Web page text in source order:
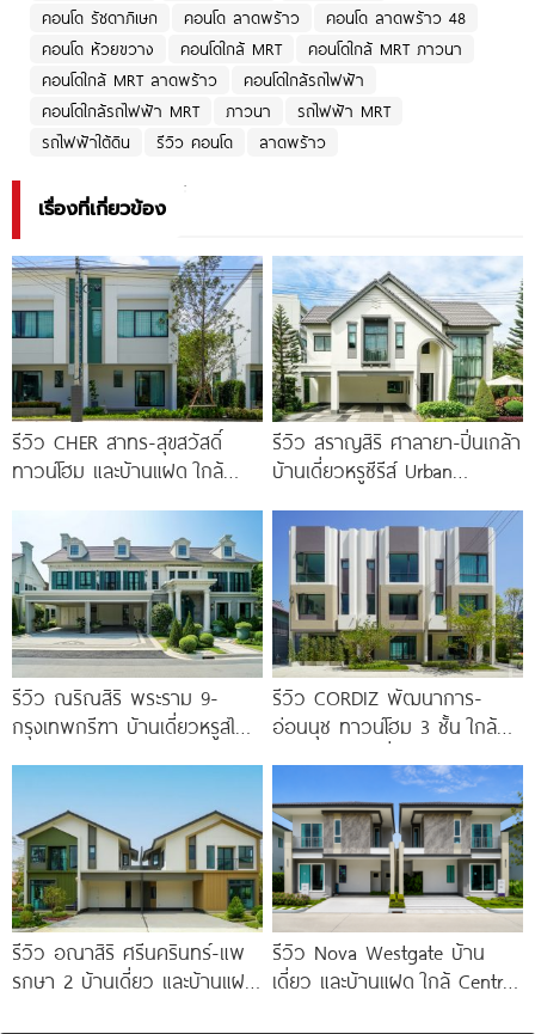
คอนโด รัชดาภิเษก
คอนโด ลาดพร้าว
คอนโด ลาดพร้าว 48
คอนโด ห้วยขวาง
คอนโดใกล้ MRT
คอนโดใกล้ MRT ภาวนา
คอนโดใกล้ MRT ลาดพร้าว
คอนโดใกล้รถไฟฟ้า
คอนโดใกล้รถไฟฟ้า MRT
ภาวนา
รถไฟฟ้า MRT
รถไฟฟ้าใต้ดิน
รีวิว คอนโด ลาดพร้าว
เรื่องที่เกี่ยวข้อง
รีวิว CHER สาทร-สุขสวัสดิ์
ทาวน์โฮม และบ้านแฝด ใกล้
ใต้ สถานีแยกประชาอุทิศ เริ่ม
3.59
รีวิว สราญสิริ ศาลายา-ปิ่นเกล้า
บ้านเดี่ยวหรูซีรีส์ Urban
Double Volume ทำเลติดถนน
ใหญ่
รีวิว ณริณสิริ พระราม 9-
กรุงเทพกรีฑา บ้านเดี่ยวหรูสไตล์
Clubhouse วิวทะเลสาบ
รีวิว CORDIZ พัฒนาการ-
อ่อนนุช ทาวน์โฮม 3 ชั้น ใกล้
รีวิว อณาสิริ ศรีนครินทร์-แพ
รกษา 2 บ้านเดี่ยว และบ้านแฝด
รีวิว Nova Westgate บ้าน
เดี่ยว และบ้านแฝด ใกล้ Central